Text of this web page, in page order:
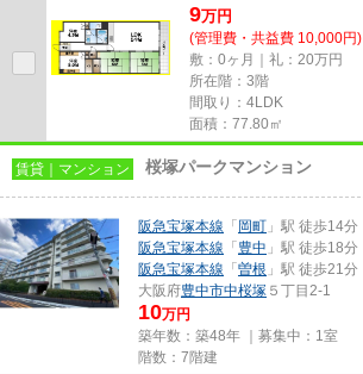
9万円
(管理費・共益費 10,000円)
敷：0ヶ月｜礼：20万円
所在階：3階
間取り：4LDK
面積：77.80㎡
賃貸｜マンション 桜塚パークマンション
阪急宝塚本線 「 岡町 」駅 徒歩14分
阪急宝塚本線 「 豊中 」駅 徒歩18分
阪急宝塚本線 「 曽根 」駅 徒歩21分
大阪府豊中市中桜塚 ５丁目2-1
10万円
築年数：築48年 ｜募集中： 1室
階数：7階建